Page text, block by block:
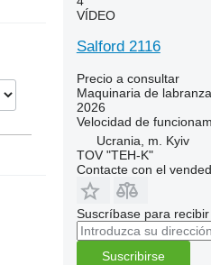
VÍDEO
Salford 2116
Precio a consultar
Maquinaria de
2026
Velocidad de
Ucrania, m. Kyiv
TOV "TEH-K"
Contacte con el
Suscríbase para
Suscribirse